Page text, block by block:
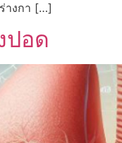
างกา […]
ปอด